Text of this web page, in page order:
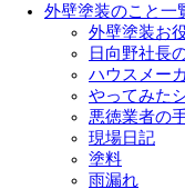
外壁塗装のこと一
外壁塗装お
日向野社長
ハウスメー
やってみた
悪徳業者の
現場日記
塗料
雨漏れ